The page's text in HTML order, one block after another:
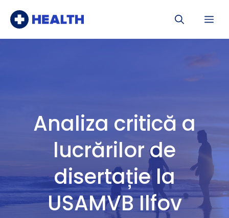
Analiza critică a
lucrărilor de
disertație la
USAMVB Ilfov